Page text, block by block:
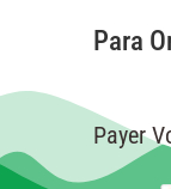
Para
Payer